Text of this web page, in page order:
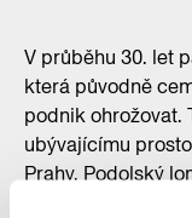
V průběhu 30. let
která původně
podnik ohrožovat.
ubývajícímu
Prahy. Podolský
1937 přešel